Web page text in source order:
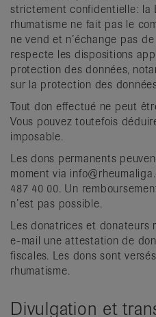
strictement confidentielle: la
rhumatisme ne fait pas le
ne vend et n’échange pas
respecte les dispositions
protection des données,
sur la protection des
Tout don effectué ne peut
Vous pouvez toutefois
imposable.
Les dons permanents
moment via
487 40 00. Un
n’est pas possible.
Les donatrices et donateurs
e-mail une attestation de
fiscales. Les dons sont
rhumatisme.
Divulgation et